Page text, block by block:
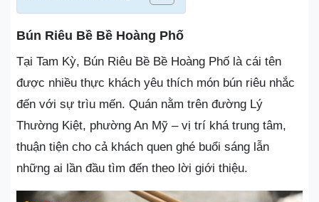
Bún Riêu Bề Bề Hoàng Phố
Tại Tam Kỳ, Bún Riêu Bề Bề Hoàng Phố là cái tên
được nhiều thực khách yêu thích món bún riêu nhắc
đến với sự trìu mến. Quán nằm trên đường Lý
Thường Kiệt, phường An Mỹ – vị trí khá trung tâm,
thuận tiện cho cả khách quen ghé buổi sáng lẫn
những ai lần đầu tìm đến theo lời giới thiệu.